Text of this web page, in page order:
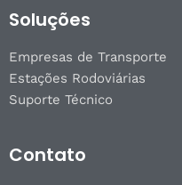
Soluções
Empresas de Transporte
Estações Rodoviárias
Suporte Técnico
Contato